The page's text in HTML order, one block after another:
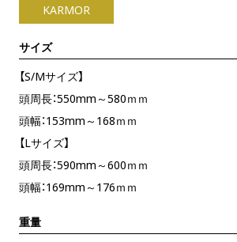
KARMOR
サイズ
【S/Mサイズ】
頭周長：550mm～580ｍｍ
頭幅：153mm～168ｍｍ
【Lサイズ】
頭周長：590mm～600ｍｍ
頭幅：169mm～176ｍｍ
重量